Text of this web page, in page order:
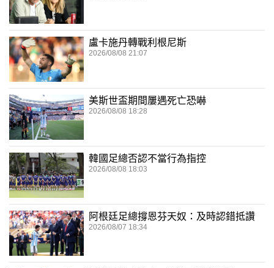
盧卡施丹轉戰利根尼斯
2026/08/08 21:07
美斯世盃期間屢遇死亡恐嚇
2026/08/08 18:28
韓國足總否認不當行為指控
2026/08/08 18:03
阿根廷足總撐恩芬天奴：及時認錯抵讚
2026/08/07 18:34